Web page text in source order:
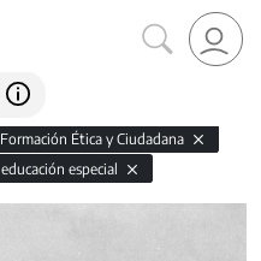
Formación Ética y Ciudadana
educación especial